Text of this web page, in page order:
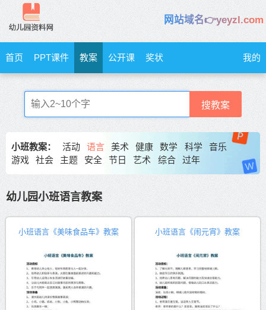
网站域名👉yeyzl.com
首页 PPT课件 教案 公开课 奖状 我的
搜教案
小班教案： 活动 语言 美术 健康 数学 科学
音乐
游戏
社会 主题 安全 节日 艺术 综合 过年
幼儿园小班语言教案
小班语言《美味食品车》教案 小班语言《闹元宵》教案